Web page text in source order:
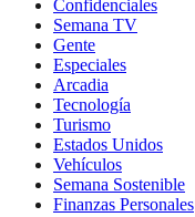
Confidenciales
Semana TV
Gente
Especiales
Arcadia
Tecnología
Turismo
Estados Unidos
Vehículos
Semana Sostenible
Finanzas Personales